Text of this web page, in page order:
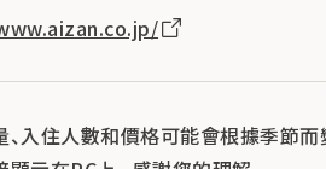
、入住人數和價格可能會根據季節而